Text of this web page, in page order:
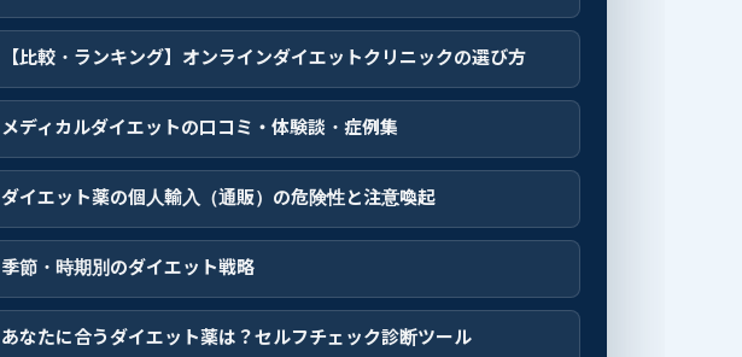
【比較・ランキング】オンラインダイエットクリニックの選び方
メディカルダイエットの口コミ・体験談・症例集
ダイエット薬の個人輸入（通販）の危険性と注意喚起
季節・時期別のダイエット戦略
あなたに合うダイエット薬は？セルフチェック診断ツール